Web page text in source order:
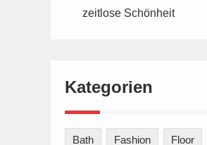
zeitlose Schönheit
Kategorien
Bath Fashion Floor